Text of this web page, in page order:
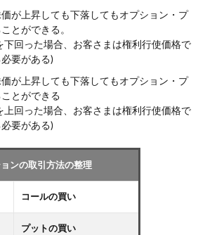
価が上昇しても下落してもオプション・プ
とができる。
回った場合、お客さまは権利行使価格で
要がある)
が上昇しても下落してもオプション・プ
とができる
回った場合、お客さまは権利行使価格で
要がある)
ンの取引方法の整理
コールの買い
プットの買い